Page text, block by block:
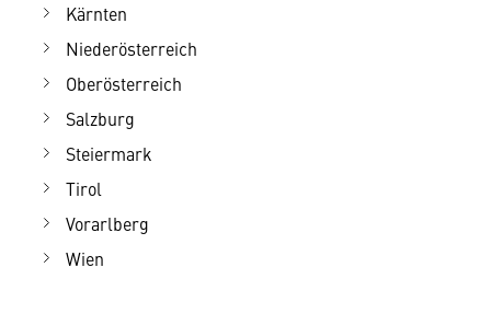
Kärnten
Niederösterreich
Oberösterreich
Salzburg
Steiermark
Tirol
Vorarlberg
Wien